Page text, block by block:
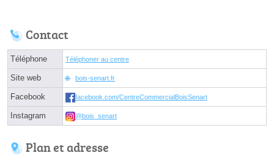
Contact
Téléphone Téléphoner au centre
Site web bois-senart.fr
Facebook facebook.com/CentreCommercialBoisSenart
Instagram @bois_senart
Plan et adresse